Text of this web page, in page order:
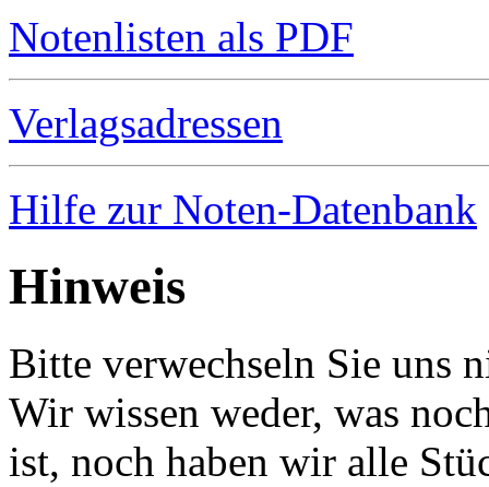
Notenlisten als PDF
Verlagsadressen
Hilfe zur Noten-Datenbank
Hinweis
Bitte verwechseln Sie uns
Wir wissen weder, was
ist, noch haben wir alle